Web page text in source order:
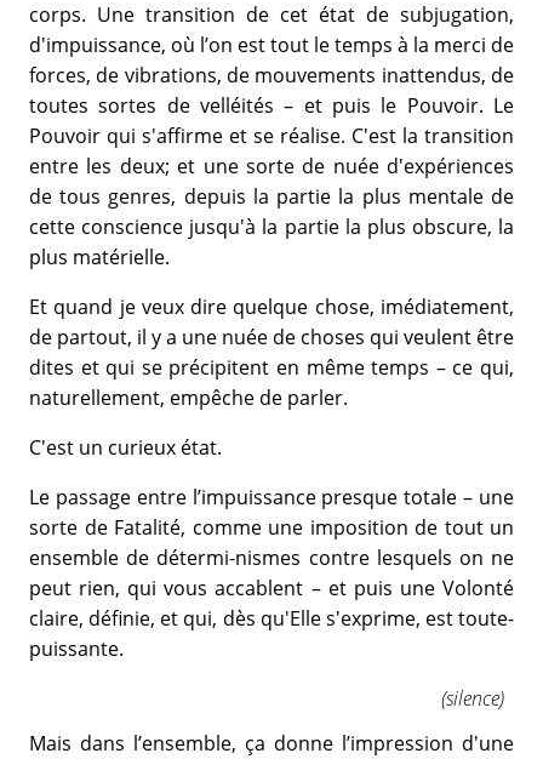
corps. Une transition de cet état de subjugation,
d'impuissance, où l’on est tout le temps à la merci de
forces, de vibrations, de mouvements inattendus, de
toutes sortes de velléités – et puis le Pouvoir. Le
Pouvoir qui s'affirme et se réalise. C'est la transition
entre les deux; et une sorte de nuée d'expériences
de tous genres, depuis la partie la plus mentale de
cette conscience jusqu'à la partie la plus obscure, la
plus matérielle.
Et quand je veux dire quelque chose, imédiatement,
de partout, il y a une nuée de choses qui veulent être
dites et qui se précipitent en même temps – ce qui,
naturellement, empêche de parler.
C'est un curieux état.
Le passage entre l’impuissance presque totale – une
sorte de Fatalité, comme une imposition de tout un
ensemble de détermi-nismes contre lesquels on ne
peut rien, qui vous accablent – et puis une Volonté
claire, définie, et qui, dès qu'Elle s'exprime, est toute-
puissante.
(silence)
Mais dans l’ensemble, ça donne l’impression d'une